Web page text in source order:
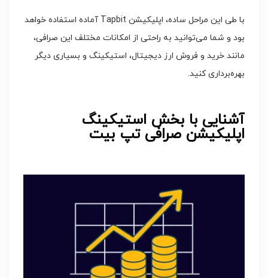
با طی این مراحل ساده، اپلیکیشن Tapbit آماده استفاده خواهد
بود و شما می‌توانید به راحتی از امکانات مختلف این صرافی،
مانند خرید و فروش ارز دیجیتال، استیکینگ و بسیاری دیگر
بهره‌برداری کنید.
آشنایی با بخش استیکینگ
اپلیکیشن صرافی تپ بیت